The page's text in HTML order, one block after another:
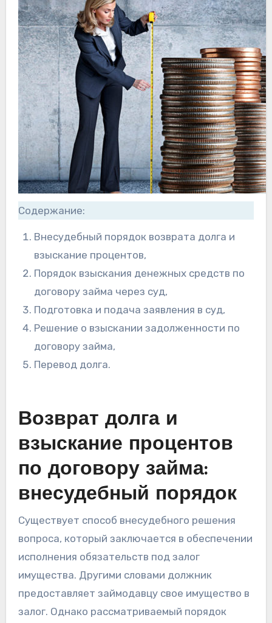
Содержание:
Внесудебный порядок возврата долга и
взыскание процентов,
Порядок взыскания денежных средств по
договору займа через суд,
Подготовка и подача заявления в суд,
Решение о взыскании задолженности по
договору займа,
Перевод долга.
Возврат долга и
взыскание процентов
по договору займа:
внесудебный порядок
Существует способ внесудебного решения
вопроса, который заключается в обеспечении
исполнения обязательств под залог
имущества. Другими словами должник
предоставляет займодавцу свое имущество в
залог. Однако рассматриваемый порядок